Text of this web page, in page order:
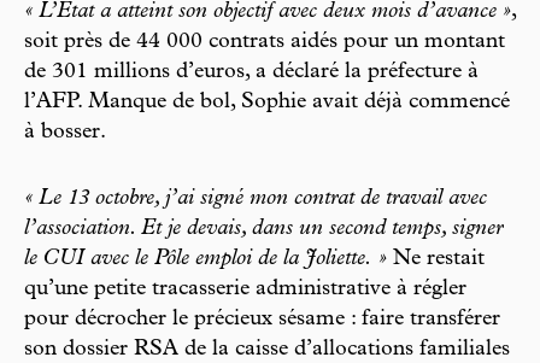
« L’État a atteint son objectif avec deux mois d’avance »,
soit près de 44 000 contrats aidés pour un montant
de 301 millions d’euros, a déclaré la préfecture à
l’AFP. Manque de bol, Sophie avait déjà commencé
à bosser.
« Le 13 octobre, j’ai signé mon contrat de travail avec
l’association. Et je devais, dans un second temps, signer
le CUI avec le Pôle emploi de la Joliette. » Ne restait
qu’une petite tracasserie administrative à régler
pour décrocher le précieux sésame : faire transférer
son dossier RSA de la caisse d’allocations familiales